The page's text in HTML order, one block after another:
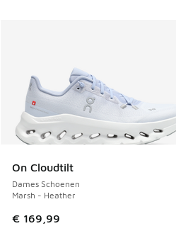
On Cloudtilt
Dames Schoenen
Marsh - Heather
€ 169,99